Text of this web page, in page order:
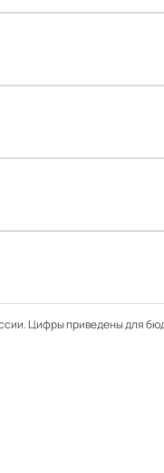
Цифры приведены для